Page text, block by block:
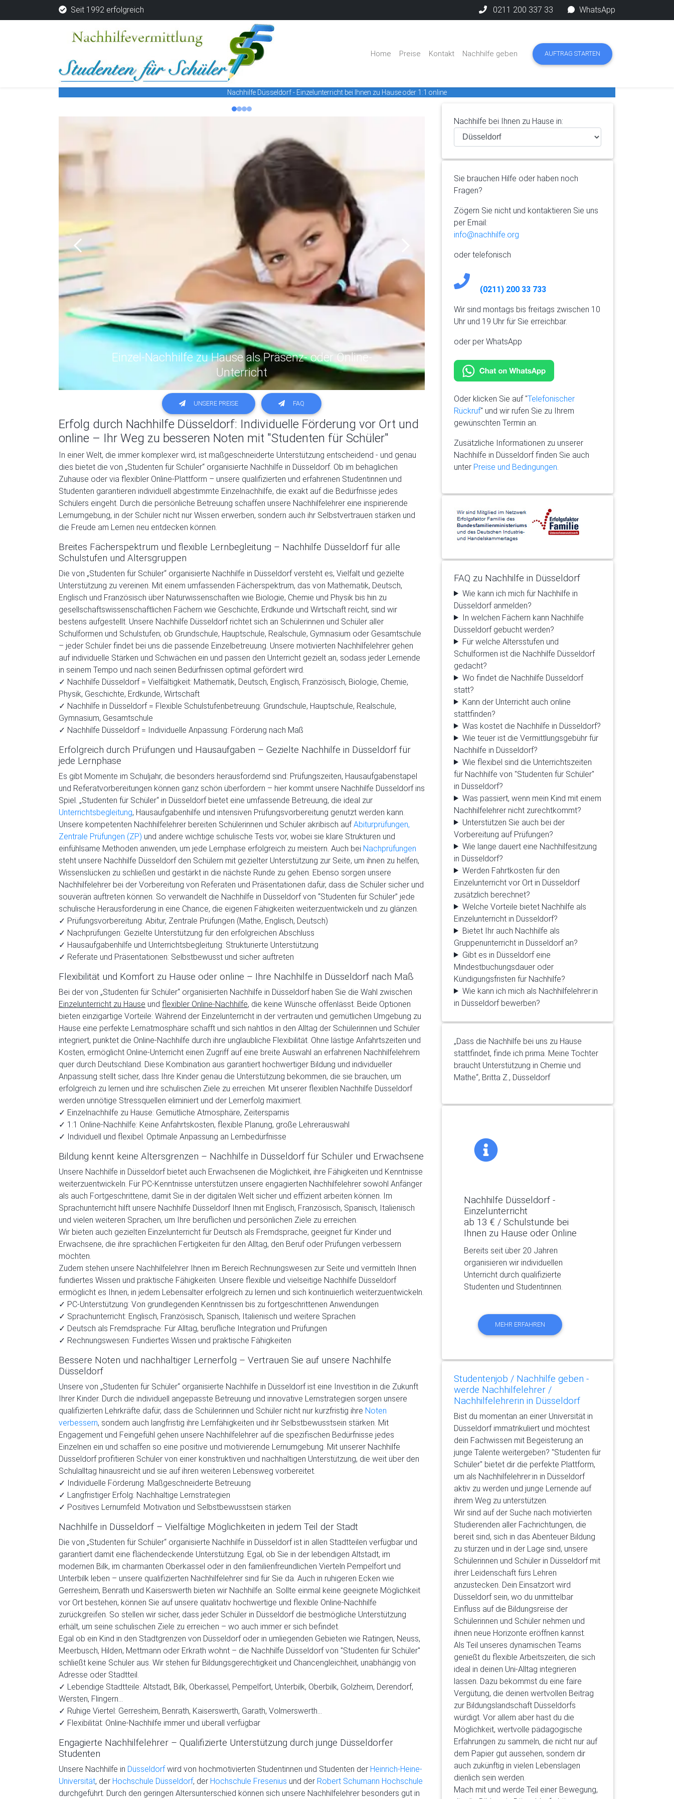
Seit 1992 erfolgreich 0211 200 337 33 WhatsApp
Home Preise Kontakt Nachhilfe geben AUFTRAG STARTEN
Nachhilfe Düsseldorf - Einzelunterricht bei Ihnen zu Hause oder 1:1 online
Einzelunterricht von ausgewählten Studenten
Previous
UNSERE PREISE FAQ
Erfolg durch Nachhilfe Düsseldorf: Individuelle Förderung vor Ort und
online – Ihr Weg zu besseren Noten mit "Studenten für Schüler"
In einer Welt, die immer komplexer wird, ist maßgeschneiderte Unterstützung entscheidend - und genau
dies bietet die von „Studenten für Schüler“ organisierte Nachhilfe in Düsseldorf. Ob im behaglichen
Zuhause oder via flexibler Online-Plattform – unsere qualifizierten und erfahrenen Studentinnen und
Studenten garantieren individuell abgestimmte Einzelnachhilfe, die exakt auf die Bedürfnisse jedes
Schülers eingeht. Durch die persönliche Betreuung schaffen unsere Nachhilfelehrer eine inspirierende
Lernumgebung, in der Schüler nicht nur Wissen erwerben, sondern auch ihr Selbstvertrauen stärken und
die Freude am Lernen neu entdecken können.
Breites Fächerspektrum und flexible Lernbegleitung – Nachhilfe Düsseldorf für alle
Schulstufen und Altersgruppen
Die von „Studenten für Schüler“ organisierte Nachhilfe in Düsseldorf versteht es, Vielfalt und gezielte
Unterstützung zu vereinen. Mit einem umfassenden Fächerspektrum, das von Mathematik, Deutsch,
Englisch und Französisch über Naturwissenschaften wie Biologie, Chemie und Physik bis hin zu
gesellschaftswissenschaftlichen Fächern wie Geschichte, Erdkunde und Wirtschaft reicht, sind wir
bestens aufgestellt. Unsere Nachhilfe Düsseldorf richtet sich an Schülerinnen und Schüler aller
Schulformen und Schulstufen; ob Grundschule, Hauptschule, Realschule, Gymnasium oder Gesamtschule
– jeder Schüler findet bei uns die passende Einzelbetreuung. Unsere motivierten Nachhilfelehrer gehen
auf individuelle Stärken und Schwächen ein und passen den Unterricht gezielt an, sodass jeder Lernende
in seinem Tempo und nach seinen Bedürfnissen optimal gefördert wird.
✓ Nachhilfe Düsseldorf = Vielfältigkeit: Mathematik, Deutsch, Englisch, Französisch, Biologie, Chemie,
Physik, Geschichte, Erdkunde, Wirtschaft
✓ Nachhilfe in Düsseldorf = Flexible Schulstufenbetreuung: Grundschule, Hauptschule, Realschule,
Gymnasium, Gesamtschule
✓ Nachhilfe Düsseldorf = Individuelle Anpassung: Förderung nach Maß
Erfolgreich durch Prüfungen und Hausaufgaben – Gezielte Nachhilfe in Düsseldorf für
jede Lernphase
Es gibt Momente im Schuljahr, die besonders herausfordernd sind: Prüfungszeiten, Hausaufgabenstapel
und Referatvorbereitungen können ganz schön überfordern – hier kommt unsere Nachhilfe Düsseldorf ins
Spiel. „Studenten für Schüler“ in Düsseldorf bietet eine umfassende Betreuung, die ideal zur
Unterrichtsbegleitung, Hausaufgabenhilfe und intensiven Prüfungsvorbereitung genutzt werden kann.
Unsere kompetenten Nachhilfelehrer bereiten Schülerinnen und Schüler akribisch auf Abiturprüfungen,
Zentrale Prüfungen (ZP) und andere wichtige schulische Tests vor, wobei sie klare Strukturen und
einfühlsame Methoden anwenden, um jede Lernphase erfolgreich zu meistern. Auch bei Nachprüfungen
steht unsere Nachhilfe Düsseldorf den Schülern mit gezielter Unterstützung zur Seite, um ihnen zu helfen,
Wissenslücken zu schließen und gestärkt in die nächste Runde zu gehen. Ebenso sorgen unsere
Nachhilfelehrer bei der Vorbereitung von Referaten und Präsentationen dafür, dass die Schüler sicher und
souverän auftreten können. So verwandelt die Nachhilfe in Düsseldorf von “Studenten für Schüler” jede
schulische Herausforderung in eine Chance, die eigenen Fähigkeiten weiterzuentwickeln und zu glänzen.
✓ Prüfungsvorbereitung: Abitur, Zentrale Prüfungen (Mathe, Englisch, Deutsch)
✓ Nachprüfungen: Gezielte Unterstützung für den erfolgreichen Abschluss
✓ Hausaufgabenhilfe und Unterrichtsbegleitung: Strukturierte Unterstützung
✓ Referate und Präsentationen: Selbstbewusst und sicher auftreten
Flexibilität und Komfort zu Hause oder online – Ihre Nachhilfe in Düsseldorf nach Maß
Bei der von „Studenten für Schüler“ organisierten Nachhilfe in Düsseldorf haben Sie die Wahl zwischen
Einzelunterricht zu Hause und flexibler Online-Nachhilfe, die keine Wünsche offenlässt. Beide Optionen
bieten einzigartige Vorteile: Während der Einzelunterricht in der vertrauten und gemütlichen Umgebung zu
Hause eine perfekte Lernatmosphäre schafft und sich nahtlos in den Alltag der Schülerinnen und Schüler
integriert, punktet die Online-Nachhilfe durch ihre unglaubliche Flexibilität. Ohne lästige Anfahrtszeiten und
Kosten, ermöglicht Online-Unterricht einen Zugriff auf eine breite Auswahl an erfahrenen Nachhilfelehrern
quer durch Deutschland. Diese Kombination aus garantiert hochwertiger Bildung und individueller
Anpassung stellt sicher, dass Ihre Kinder genau die Unterstützung bekommen, die sie brauchen, um
erfolgreich zu lernen und ihre schulischen Ziele zu erreichen. Mit unserer flexiblen Nachhilfe Düsseldorf
werden unnötige Stressquellen eliminiert und der Lernerfolg maximiert.
✓ Einzelnachhilfe zu Hause: Gemütliche Atmosphäre, Zeitersparnis
✓ 1:1 Online-Nachhilfe: Keine Anfahrtskosten, flexible Planung, große Lehrerauswahl
✓ Individuell und flexibel: Optimale Anpassung an Lernbedürfnisse
Bildung kennt keine Altersgrenzen – Nachhilfe in Düsseldorf für Schüler und Erwachsene
Unsere Nachhilfe in Düsseldorf bietet auch Erwachsenen die Möglichkeit, ihre Fähigkeiten und Kenntnisse
weiterzuentwickeln. Für PC-Kenntnisse unterstützen unsere engagierten Nachhilfelehrer sowohl Anfänger
als auch Fortgeschrittene, damit Sie in der digitalen Welt sicher und effizient arbeiten können. Im
Sprachunterricht hilft unsere Nachhilfe Düsseldorf Ihnen mit Englisch, Französisch, Spanisch, Italienisch
und vielen weiteren Sprachen, um Ihre beruflichen und persönlichen Ziele zu erreichen.
Wir bieten auch gezielten Einzelunterricht für Deutsch als Fremdsprache, geeignet für Kinder und
Erwachsene, die ihre sprachlichen Fertigkeiten für den Alltag, den Beruf oder Prüfungen verbessern
möchten.
Zudem stehen unsere Nachhilfelehrer Ihnen im Bereich Rechnungswesen zur Seite und vermitteln Ihnen
fundiertes Wissen und praktische Fähigkeiten. Unsere flexible und vielseitige Nachhilfe Düsseldorf
ermöglicht es Ihnen, in jedem Lebensalter erfolgreich zu lernen und sich kontinuierlich weiterzuentwickeln.
✓ PC-Unterstützung: Von grundlegenden Kenntnissen bis zu fortgeschrittenen Anwendungen
✓ Sprachunterricht: Englisch, Französisch, Spanisch, Italienisch und weitere Sprachen
✓ Deutsch als Fremdsprache: Für Alltag, berufliche Integration und Prüfungen
✓ Rechnungswesen: Fundiertes Wissen und praktische Fähigkeiten
Bessere Noten und nachhaltiger Lernerfolg – Vertrauen Sie auf unsere Nachhilfe
Düsseldorf
Unsere von „Studenten für Schüler“ organisierte Nachhilfe in Düsseldorf ist eine Investition in die Zukunft
Ihrer Kinder. Durch die individuell angepasste Betreuung und innovative Lernstrategien sorgen unsere
qualifizierten Lehrkräfte dafür, dass die Schülerinnen und Schüler nicht nur kurzfristig ihre Noten
verbessern, sondern auch langfristig ihre Lernfähigkeiten und ihr Selbstbewusstsein stärken. Mit
Engagement und Feingefühl gehen unsere Nachhilfelehrer auf die spezifischen Bedürfnisse jedes
Einzelnen ein und schaffen so eine positive und motivierende Lernumgebung. Mit unserer Nachhilfe
Düsseldorf profitieren Schüler von einer konstruktiven und nachhaltigen Unterstützung, die weit über den
Schulalltag hinausreicht und sie auf ihren weiteren Lebensweg vorbereitet.
✓ Individuelle Förderung: Maßgeschneiderte Betreuung
✓ Langfristiger Erfolg: Nachhaltige Lernstrategien
✓ Positives Lernumfeld: Motivation und Selbstbewusstsein stärken
Nachhilfe in Düsseldorf – Vielfältige Möglichkeiten in jedem Teil der Stadt
Die von „Studenten für Schüler“ organisierte Nachhilfe in Düsseldorf ist in allen Stadtteilen verfügbar und
garantiert damit eine flächendeckende Unterstützung. Egal, ob Sie in der lebendigen Altstadt, im
modernen Bilk, im charmanten Oberkassel oder in den familienfreundlichen Vierteln Pempelfort und
Unterbilk leben – unsere qualifizierten Nachhilfelehrer sind für Sie da. Auch in ruhigeren Ecken wie
Gerresheim, Benrath und Kaiserswerth bieten wir Nachhilfe an. Sollte einmal keine geeignete Möglichkeit
vor Ort bestehen, können Sie auf unsere qualitativ hochwertige und flexible Online-Nachhilfe
zurückgreifen. So stellen wir sicher, dass jeder Schüler in Düsseldorf die bestmögliche Unterstützung
erhält, um seine schulischen Ziele zu erreichen – wo auch immer er sich befindet.
Egal ob ein Kind in den Stadtgrenzen von Düsseldorf oder in umliegenden Gebieten wie Ratingen, Neuss,
Meerbusch, Hilden, Mettmann oder Erkrath wohnt – die Nachhilfe Düsseldorf von "Studenten für Schüler"
schließt keine Schüler aus. Wir stehen für Bildungsgerechtigkeit und Chancengleichheit, unabhängig von
Adresse oder Stadtteil.
✓ Lebendige Stadtteile: Altstadt, Bilk, Oberkassel, Pempelfort, Unterbilk, Oberbilk, Golzheim, Derendorf,
Wersten, Flingern…
✓ Ruhige Viertel: Gerresheim, Benrath, Kaiserswerth, Garath, Volmerswerth…
✓ Flexibilität: Online-Nachhilfe immer und überall verfügbar
Engagierte Nachhilfelehrer – Qualifizierte Unterstützung durch junge Düsseldorfer
Studenten
Unsere Nachhilfe in Düsseldorf wird von hochmotivierten Studentinnen und Studenten der Heinrich-Heine-
Universität, der Hochschule Düsseldorf, der Hochschule Fresenius und der Robert Schumann Hochschule
durchgeführt. Durch den geringen Altersunterschied können sich unsere Nachhilfelehrer besonders gut in
Nachhilfe bei Ihnen zu Hause in:
Sie brauchen Hilfe oder haben noch
Fragen?
Zögern Sie nicht und kontaktieren Sie uns
per Email:
info@nachhilfe.org
oder telefonisch
(0211) 200 33 733
Wir sind montags bis freitags zwischen 10
Uhr und 19 Uhr für Sie erreichbar.
oder per WhatsApp
Oder klicken Sie auf "Telefonischer
Rückruf" und wir rufen Sie zu Ihrem
gewünschten Termin an.
Zusätzliche Informationen zu unserer
Nachhilfe in Düsseldorf finden Sie auch
unter Preise und Bedingungen
FAQ zu Nachhilfe in Düsseldorf
Wie kann ich mich für Nachhilfe in
Düsseldorf anmelden?
In welchen Fächern kann Nachhilfe
Düsseldorf gebucht werden?
Für welche Altersstufen und
Schulformen ist die Nachhilfe Düsseldorf
gedacht?
Wo findet die Nachhilfe Düsseldorf
statt?
Kann der Unterricht auch online
stattfinden?
Was kostet die Nachhilfe in Düsseldorf?
Wie teuer ist die Vermittlungsgebühr für
Nachhilfe in Düsseldorf?
Wie flexibel sind die Unterrichtszeiten
für Nachhilfe von "Studenten für Schüler"
in Düsseldorf?
Was passiert, wenn mein Kind mit einem
Nachhilfelehrer nicht zurechtkommt?
Unterstützen Sie auch bei der
Vorbereitung auf Prüfungen?
Wie lange dauert eine Nachhilfesitzung
in Düsseldorf?
Werden Fahrtkosten für den
Einzelunterricht vor Ort in Düsseldorf
zusätzlich berechnet?
Welche Vorteile bietet Nachhilfe als
Einzelunterricht in Düsseldorf?
Bietet Ihr auch Nachhilfe als
Gruppenunterricht in Düsseldorf an?
Gibt es in Düsseldorf eine
Mindestbuchungsdauer oder
Kündigungsfristen für Nachhilfe?
Wie kann ich mich als Nachhilfelehrer:in
in Düsseldorf bewerben?
„In Englisch habe ich in den letzten beiden
Arbeiten eine 2 bekommen. Vielen Dank
für Ihren tollen Nachhilfe-Service.”, Lars V.,
Düsseldorf
Nachhilfe Düsseldorf -
Einzelunterricht
ab 13 € / Schulstunde bei
Ihnen zu Hause oder Online
Bereits seit über 20 Jahren
organisieren wir individuellen
Unterricht durch qualifizierte
Studenten und Studentinnen.
MEHR ERFAHREN
Studentenjob / Nachhilfe geben -
werde Nachhilfelehrer /
Nachhilfelehrerin in Düsseldorf
Bist du momentan an einer Universität in
Düsseldorf immatrikuliert und möchtest
dein Fachwissen mit Begeisterung an
junge Talente weitergeben? "Studenten für
Schüler" bietet dir die perfekte Plattform,
um als Nachhilfelehrer:in in Düsseldorf
aktiv zu werden und junge Lernende auf
ihrem Weg zu unterstützen.
Wir sind auf der Suche nach motivierten
Studierenden aller Fachrichtungen, die
bereit sind, sich in das Abenteuer Bildung
zu stürzen und in der Lage sind, unsere
Schülerinnen und Schüler in Düsseldorf mit
ihrer Leidenschaft fürs Lehren
anzustecken. Dein Einsatzort wird
Düsseldorf sein, wo du unmittelbar
Einfluss auf die Bildungsreise der
Schülerinnen und Schüler nehmen und
ihnen neue Horizonte eröffnen kannst.
Als Teil unseres dynamischen Teams
genießt du flexible Arbeitszeiten, die sich
ideal in deinen Uni-Alltag integrieren
lassen. Dazu bekommst du eine faire
Vergütung, die deinen wertvollen Beitrag
zur Bildungslandschaft Düsseldorfs
würdigt. Vor allem aber hast du die
Möglichkeit, wertvolle pädagogische
Erfahrungen zu sammeln, die nicht nur auf
dem Papier gut aussehen, sondern dir
auch zukünftig in vielen Lebenslagen
dienlich sein werden.
Mach mit und werde Teil einer Bewegung,